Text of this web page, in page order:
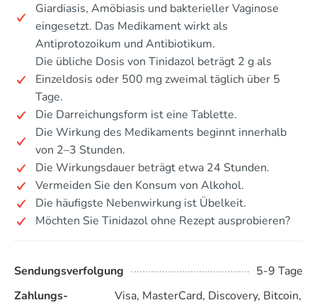
Giardiasis, Amöbiasis und bakterieller Vaginose
eingesetzt. Das Medikament wirkt als
Antiprotozoikum und Antibiotikum.
Die übliche Dosis von Tinidazol beträgt 2 g als
Einzeldosis oder 500 mg zweimal täglich über 5
Tage.
Die Darreichungsform ist eine Tablette.
Die Wirkung des Medikaments beginnt innerhalb
von 2–3 Stunden.
Die Wirkungsdauer beträgt etwa 24 Stunden.
Vermeiden Sie den Konsum von Alkohol.
Die häufigste Nebenwirkung ist Übelkeit.
Möchten Sie Tinidazol ohne Rezept ausprobieren?
Sendungsverfolgung
5-9 Tage
Zahlungs-
Visa, MasterCard, Discovery, Bitcoin,